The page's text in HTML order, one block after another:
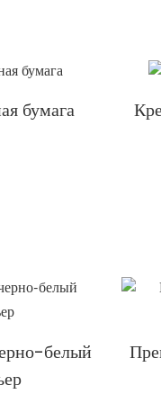
бумага
белый